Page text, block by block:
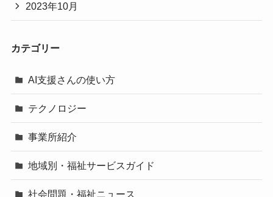
2023年10月
カテゴリー
AI支援さんの使い方
テクノロジー
事業所紹介
地域別・福祉サービスガイド
社会問題・福祉ニュース